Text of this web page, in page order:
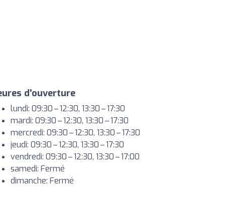
d'ouverture
lundi: 09:30 – 12:30, 13:30 – 17:30
mardi: 09:30 – 12:30, 13:30 – 17:30
mercredi: 09:30 – 12:30, 13:30 – 17:30
jeudi: 09:30 – 12:30, 13:30 – 17:30
vendredi: 09:30 – 12:30, 13:30 – 17:00
samedi: Fermé
dimanche: Fermé